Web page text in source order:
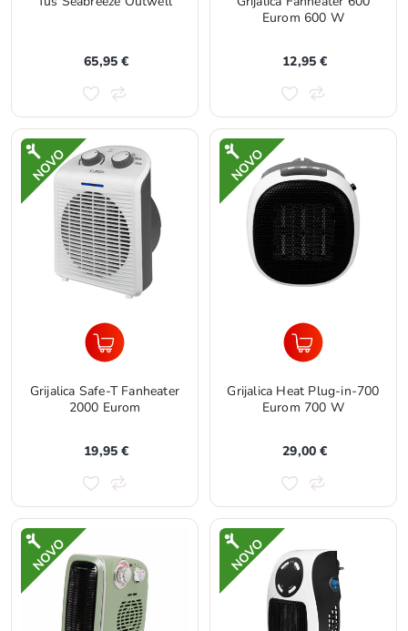
65,95 €
Eurom 600 W
12,95 €
Grijalica Safe-T Fanheater
2000 Eurom
19,95 €
Grijalica Heat Plug-in-700
Eurom 700 W
29,00 €